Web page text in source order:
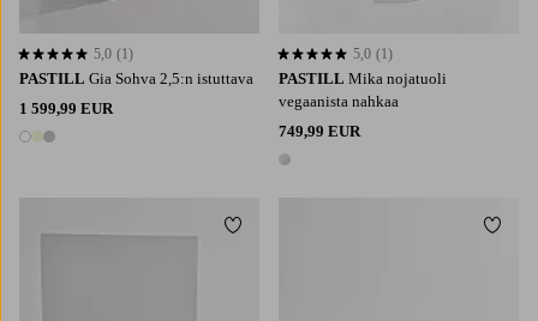
PASTILL Gia Sohva 2,5:n istuttava
1 599,99 EUR
3 värejä
5,0 perustuen 1 arvosanaan
5,0 (1)
PASTILL Mika nojatuoli
vegaanista nahkaa
749,99 EUR
1 väri
5,0 perustuen 1 arvosanaan
5,0 (1)
Lisää suosikkeihin Lisää